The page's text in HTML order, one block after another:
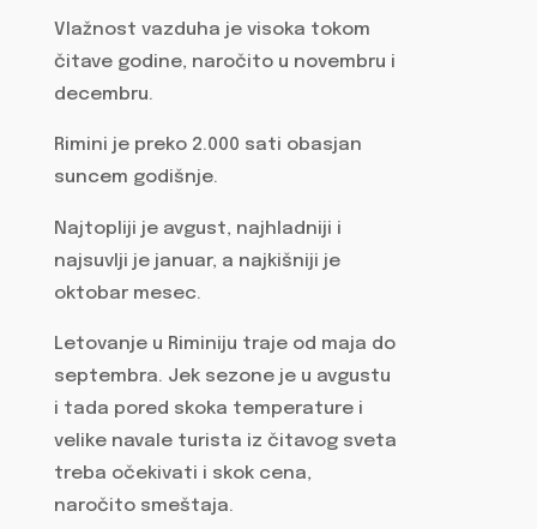
Vlažnost vazduha je visoka tokom
čitave godine, naročito u novembru i
decembru.
Rimini je preko 2.000 sati obasjan
suncem godišnje.
Najtopliji je avgust, najhladniji i
najsuvlji je januar, a najkišniji je
oktobar mesec.
Letovanje u Riminiju traje od maja do
septembra. Jek sezone je u avgustu
i tada pored skoka temperature i
velike navale turista iz čitavog sveta
treba očekivati i skok cena,
naročito smeštaja.